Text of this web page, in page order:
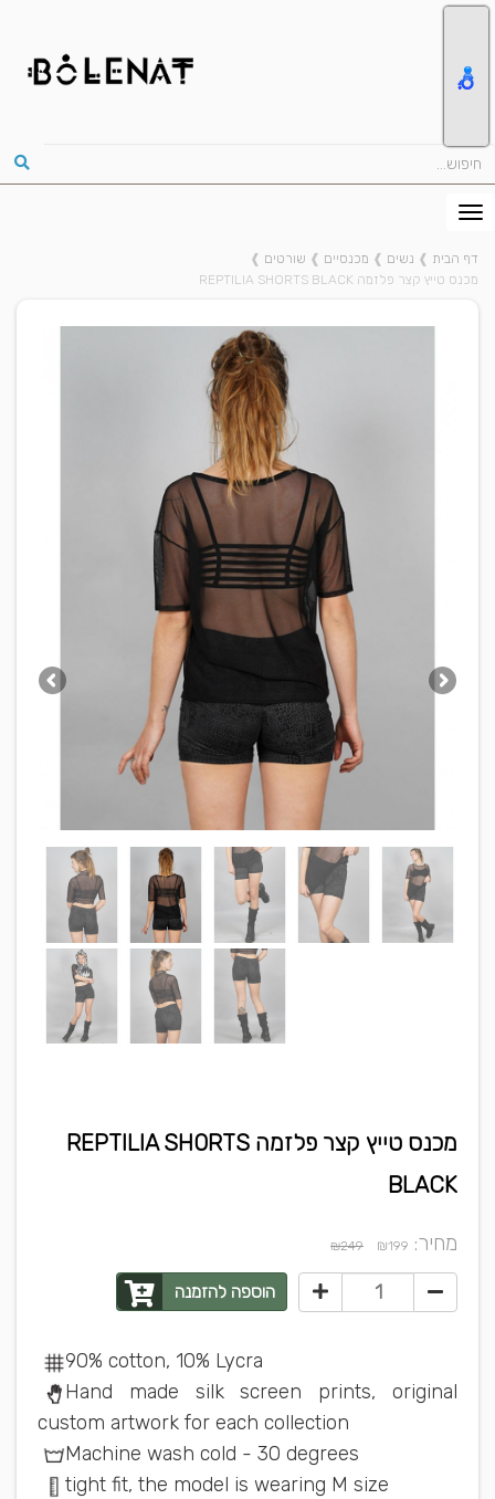
דף הבית ❱ נשים ❱ מכנסיים ❱ שורטים ❱
מכנס טייץ קצר פלזמה REPTILIA SHORTS BLACK
מכנס טייץ קצר פלזמה REPTILIA SHORTS
BLACK
מחיר: ₪199
₪249
הוספה להזמנה
90% cotton, 10% Lycra
Hand made silk screen prints, original
custom artwork for each collection
Machine wash cold - 30 degrees
tight fit, the model is wearing M size